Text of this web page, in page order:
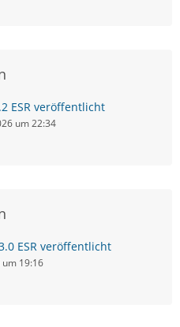
ESR veröffentlicht
um 22:34
ESR veröffentlicht
um 19:16